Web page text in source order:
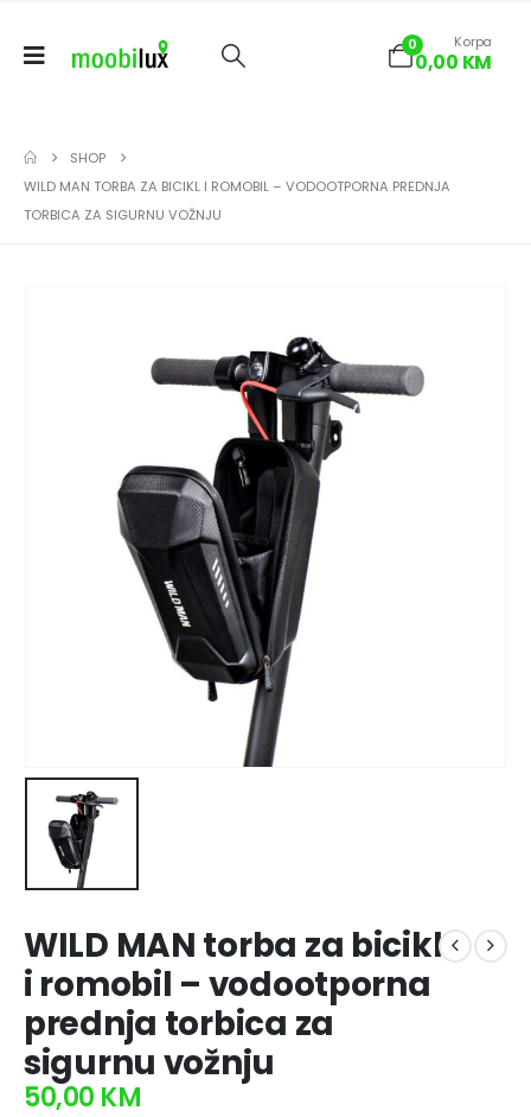
0 Korpa
0,00 KM
SHOP
WILD MAN TORBA ZA BICIKL I ROMOBIL – VODOOTPORNA PREDNJA
TORBICA ZA SIGURNU VOŽNJU
WILD MAN torba za bicikl
i romobil – vodootporna
prednja torbica za
sigurnu vožnju
50,00 KM